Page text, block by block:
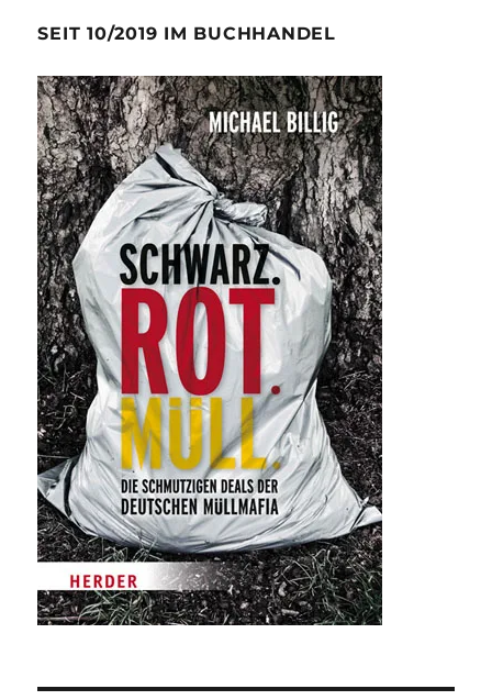
SEIT 10/2019 IM BUCHHANDEL